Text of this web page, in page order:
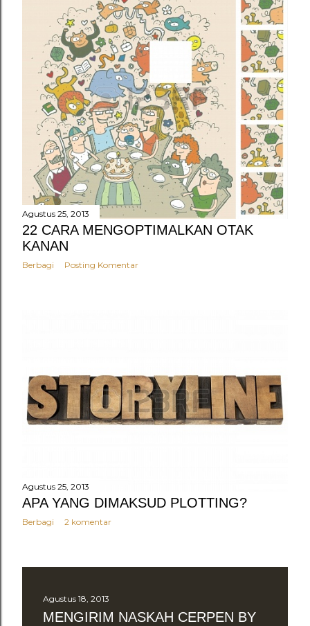
Agustus 25, 2013
22 CARA MENGOPTIMALKAN OTAK
KANAN
Berbagi Posting Komentar
Agustus 25, 2013
APA YANG DIMAKSUD PLOTTING?
Berbagi 2 komentar
Agustus 18, 2013
MENGIRIM NASKAH CERPEN BY